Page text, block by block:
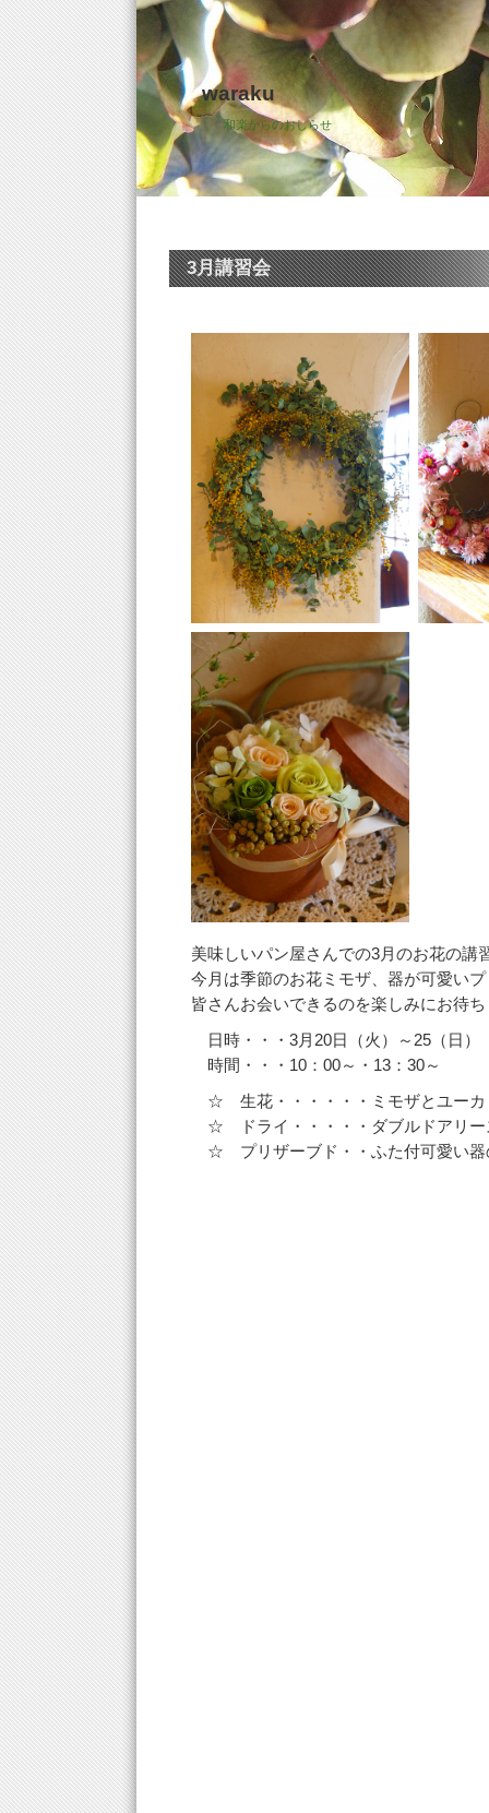
waraku
和楽からのおしらせ
3月講習会
美味しいパン屋さんでの3月のお花の講
今月は季節のお花ミモザ、器が可愛い
皆さんお会いできるのを楽しみにお待
日時・・・3月20日（火）～25（日）
時間・・・10：00～・13：30～
☆ 生花・・・・・・ミモザとユーカ
☆ ドライ・・・・・ダブルドアリー
☆ プリザーブド・・ふた付可愛い器